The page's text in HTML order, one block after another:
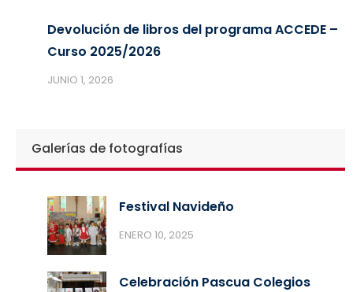
Devolución de libros del programa ACCEDE –
Curso 2025/2026
JUNIO 1, 2026
Galerías de fotografías
Festival Navideño
ENERO 10, 2025
Celebración Pascua Colegios